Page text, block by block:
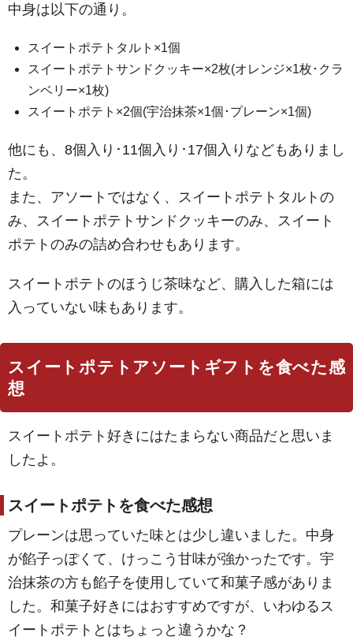
中身は以下の通り。
スイートポテトタルト×1個
スイートポテトサンドクッキー×2枚(オレンジ×1枚･クラ
ンベリー×1枚)
スイートポテト×2個(宇治抹茶×1個･プレーン×1個)
他にも、8個入り･11個入り･17個入りなどもありまし
た。
また、アソートではなく、スイートポテトタルトの
み、スイートポテトサンドクッキーのみ、スイート
ポテトのみの詰め合わせもあります。
スイートポテトのほうじ茶味など、購入した箱には
入っていない味もあります。
スイートポテトアソートギフトを食べた感
想
スイートポテト好きにはたまらない商品だと思いま
したよ。
スイートポテトを食べた感想
プレーンは思っていた味とは少し違いました。中身
が餡子っぽくて、けっこう甘味が強かったです。宇
治抹茶の方も餡子を使用していて和菓子感がありま
した。和菓子好きにはおすすめですが、いわゆるス
イートポテトとはちょっと違うかな？